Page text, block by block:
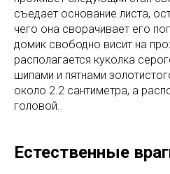
съедает основание листа,
чего она сворачивает его
домик свободно висит на
располагается куколка
шипами и пятнами
около 2.2 сантиметра, а
головой.
Естественные